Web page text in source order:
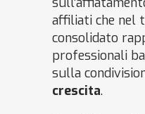
affiliati che nel
consolidato
professionali
sulla
crescita.